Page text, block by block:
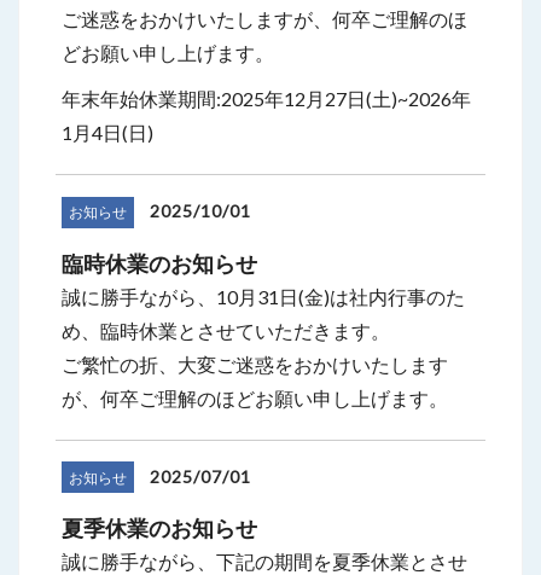
ご迷惑をおかけいたしますが、何卒ご理解のほ
どお願い申し上げます。
年末年始休業期間:2025年12月27日(土)~2026年
1月4日(日)
お知らせ 2025/10/01
臨時休業のお知らせ
誠に勝手ながら、10月31日(金)は社内行事のた
め、臨時休業とさせていただきます。
ご繁忙の折、大変ご迷惑をおかけいたします
が、何卒ご理解のほどお願い申し上げます。
お知らせ 2025/07/01
夏季休業のお知らせ
誠に勝手ながら、下記の期間を夏季休業とさせ